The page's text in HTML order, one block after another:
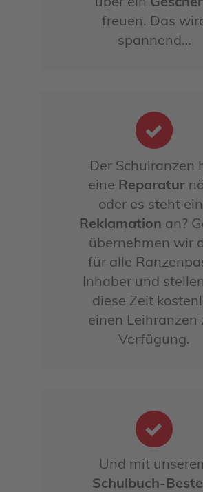
freuen. Das
spannend…
Der Schulranzen
eine Reparatur
oder es steht
Reklamation an?
übernehmen wir
für alle
Inhaber und
diese Zeit
einen Leihranzen
Verfügung.
Und mit
Schulbuch-